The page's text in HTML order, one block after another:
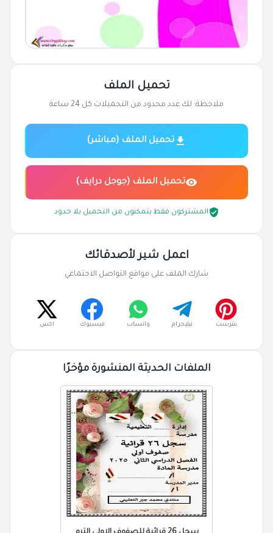
تحميل الملف
ملاحظة: لك عدد محدود من التحميلات كل 24 ساعة
تحميل الملف (مباشر)
تحميل الملف (جوجل درايف)
المشتركون فقط يتمكنون من التحميل بلا حدود
اعمل شير لأصدقائك
شارك الملف على مواقع التواصل الاجتماعي
بنترست تيليجرام واتساب فيسبوك اكس
الملفات الحديثة المنشورة مؤخرًا